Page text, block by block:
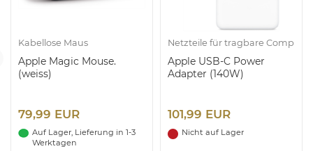
Kabellose Maus
Apple Magic Mouse.
(weiss)
79,99 EUR
Auf Lager, Lieferung in 1-3
Werktagen
Netzteile für tragbare Computer
Apple USB-C Power
Adapter (140W)
101,99 EUR
Nicht auf Lager